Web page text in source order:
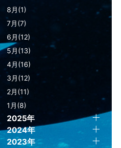
8月(1)
7月(7)
6月(12)
5月(13)
4月(16)
3月(12)
2月(11)
1月(8)
2025年
2024年
2023年